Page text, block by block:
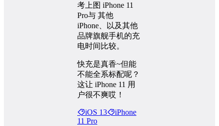
考上图 iPhone 11
Pro与 其他
iPhone、以及其他
品牌旗舰手机的充
电时间比较。
快充是真香~但能
不能全系标配呢？
这让 iPhone 11 用
户很不爽哎！
iOS 13
iPhone
11 Pro